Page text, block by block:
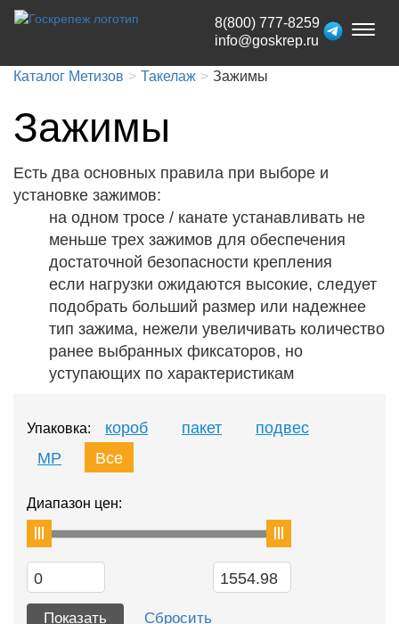
Toggle
8(800) 777-8259
info@goskrep.ru
Каталог Метизов Такелаж Зажимы
Зажимы
Есть два основных правила при выборе и
установке зажимов:
на одном тросе / канате устанавливать не
меньше трех зажимов для обеспечения
достаточной безопасности крепления
если нагрузки ожидаются высокие, следует
подобрать больший размер или надежнее
тип зажима, нежели увеличивать количество
ранее выбранных фиксаторов, но
уступающих по характеристикам
Упаковка: короб пакет
подвес
MP
Все
Диапазон цен: